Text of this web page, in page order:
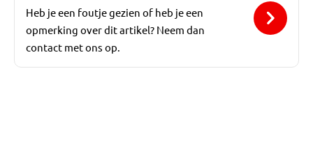
Heb je een foutje gezien of heb je een
opmerking over dit artikel? Neem dan
contact met ons op.